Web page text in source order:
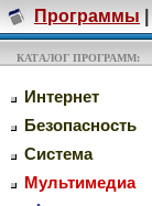
Программы
КАТАЛОГ ПРОГРАММ:
Интернет
Безопасность
Система
Мультимедиа